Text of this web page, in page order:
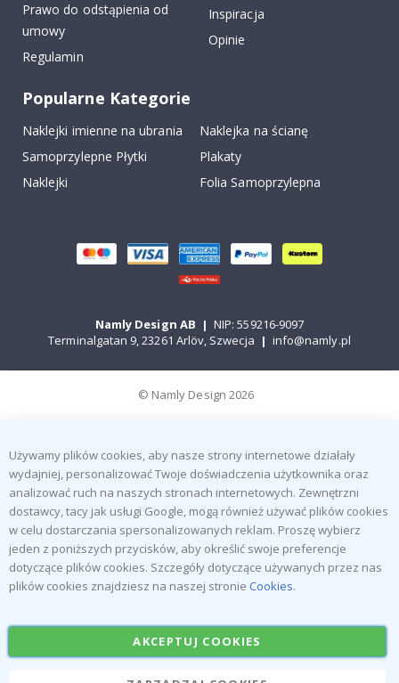
Prawo do odstąpienia od
umowy
Regulamin
Inspiracja
Opinie
Popularne Kategorie
Naklejki imienne na ubrania
Naklejka na ścianę
Samoprzylepne Płytki
Plakaty
Naklejki
Folia Samoprzylepna
Namly Design AB | NIP: 559216-9097
Terminalgatan 9, 23261 Arlöv, Szwecja | info@namly.pl
© Namly Design 2026
Używamy plików cookies, aby nasze strony internetowe działały
wydajniej, personalizować Twoje doświadczenia użytkownika oraz
analizować ruch na naszych stronach internetowych. Zewnętrzni
dostawcy, tacy jak usługi Google, mogą również używać plików cookies
w celu dostarczania spersonalizowanych reklam. Proszę wybierz
jeden z poniższych przycisków, aby określić swoje preferencje
dotyczące plików cookies. Szczegóły dotyczące używanych przez nas
plików cookies znajdziesz na naszej stronie Cookies.
AKCEPTUJ COOKIES